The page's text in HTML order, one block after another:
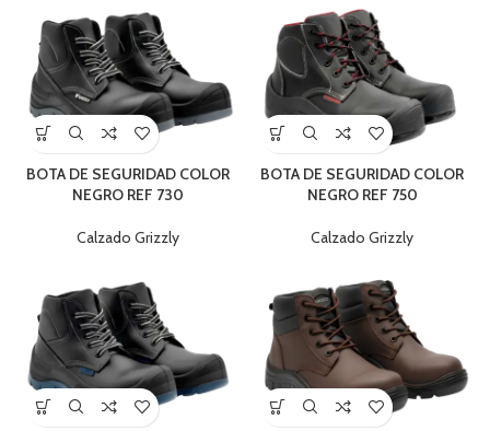
BOTA DE SEGURIDAD COLOR
NEGRO REF 730
Calzado Grizzly
BOTA DE SEGURIDAD COLOR
NEGRO REF 750
Calzado Grizzly